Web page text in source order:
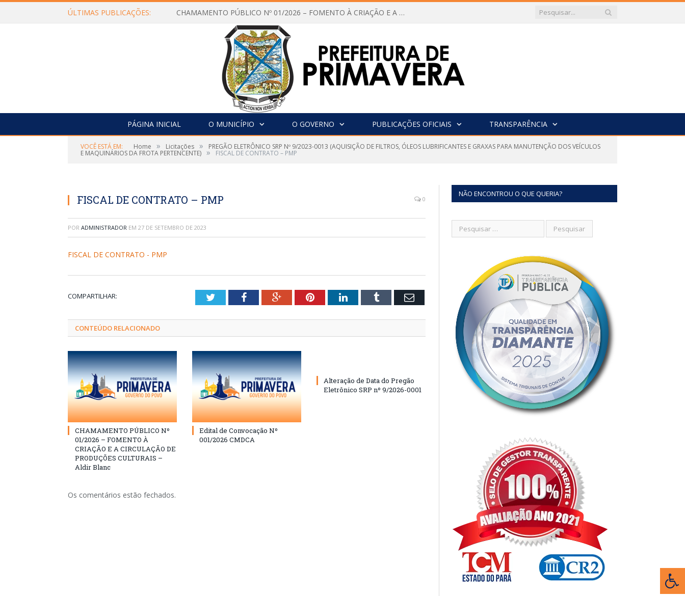
ÚLTIMAS PUBLICAÇÕES: CHAMAMENTO PÚBLICO Nº 01/2026 – FOMENTO À CRIAÇÃO E A CIRCULAÇÃO DE PRODUÇÕES CULTURAIS – Aldir Blanc
PÁGINA INICIAL O MUNICÍPIO O GOVERNO PUBLICAÇÕES OFICIAIS TRANSPARÊNCIA
VOCÊ ESTÁ EM: Home » Licitações » PREGÃO ELETRÔNICO SRP Nº 9/2023-0013 (AQUISIÇÃO DE FILTROS, ÓLEOS LUBRIFICANTES E GRAXAS PARA MANUTENÇÃO DOS VEÍCULOS
E MAQUINÁRIOS DA FROTA PERTENCENTE) » FISCAL DE CONTRATO – PMP
FISCAL DE CONTRATO – PMP 0
POR ADMINISTRADOR EM 27 DE SETEMBRO DE 2023
FISCAL DE CONTRATO - PMP
COMPARTILHAR: TwitterFacebookGoogle+PinterestLinkedInTumblr Email
CONTEÚDO RELACIONADO
CHAMAMENTO PÚBLICO Nº
01/2026 – FOMENTO À
CRIAÇÃO E A CIRCULAÇÃO DE
PRODUÇÕES CULTURAIS –
Aldir Blanc
Edital de Convocação Nº
001/2026 CMDCA
Alteração de Data do Pregão
Eletrônico SRP nº 9/2026-0001
Os comentários estão fechados.
NÃO ENCONTROU O QUE QUERIA?